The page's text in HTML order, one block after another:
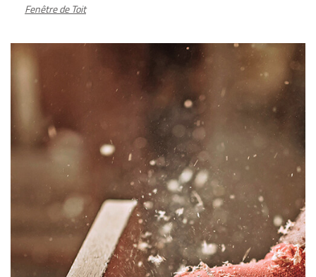
Fenêtre de Toit